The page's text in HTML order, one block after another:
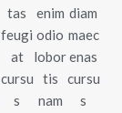
tas
feugi
at
cursu
s
enim
odio
lobor
tis
nam
diam
maec
enas
cursu
s